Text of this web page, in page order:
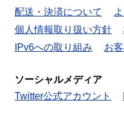
配送・決済について
個人情報取り扱い方針
IPv6への取り組み
お
ソーシャルメディア
Twitter公式アカウント